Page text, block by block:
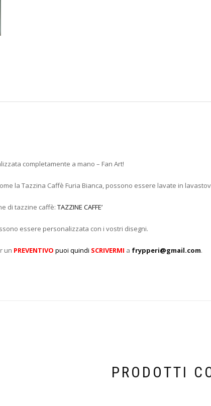
completamente a mano – Fan Art!
la Tazzina Caffè Furia Bianca, possono essere lavate in
di tazzine caffè: TAZZINE CAFFE’
essere personalizzata con i vostri disegni.
un PREVENTIVO puoi quindi SCRIVERMI a frypperi@gmail.com.
PRODOTTI